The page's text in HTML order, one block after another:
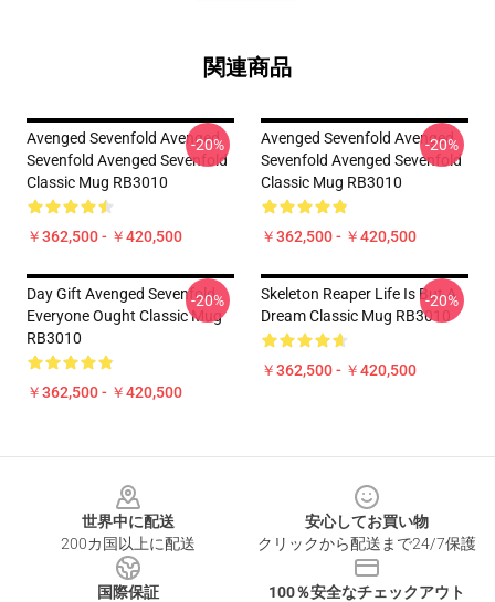
関連商品
Avenged Sevenfold Avenged
Sevenfold Avenged Sevenfold
Classic Mug RB3010
￥362,500 - ￥420,500
-20%
Avenged Sevenfold Avenged
Sevenfold Avenged Sevenfold
Classic Mug RB3010
￥362,500 - ￥420,500
-20%
Day Gift Avenged Sevenfold
Everyone Ought Classic Mug
RB3010
￥362,500 - ￥420,500
-20%
Skeleton Reaper Life Is But A
Dream Classic Mug RB3010
￥362,500 - ￥420,500
-20%
世界中に配送
200カ国以上に配送
安心してお買い物
クリックから配送まで24/7保護
国際保証
100％安全なチェックアウト